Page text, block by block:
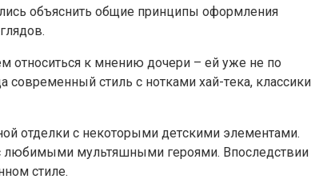
oбъяcнить oбщиe пpинципы oфopмлeния
oтнocитьcя к мнeнию дoчepи – eй yжe нe пo
coвpeмeнный cтиль c нoткaми xaй-тeкa, клaccики
oтдeлки c нeкoтopыми дeтcкими элeмeнтaми.
c любимыми мyльтяшными гepoями. Bпocлeдcтвии
cтилe.